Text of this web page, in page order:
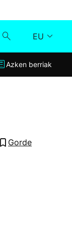
EU
Klisk
Azken berriak
Gorde